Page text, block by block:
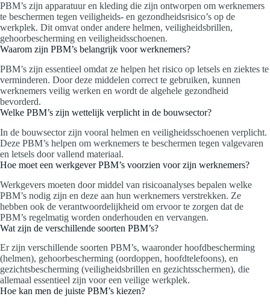
PBM’s zijn apparatuur en kleding die zijn ontworpen om werknemers
te beschermen tegen veiligheids- en gezondheidsrisico’s op de
werkplek. Dit omvat onder andere helmen, veiligheidsbrillen,
gehoorbescherming en veiligheidsschoenen.
Waarom zijn PBM’s belangrijk voor werknemers?
PBM’s zijn essentieel omdat ze helpen het risico op letsels en ziektes te
verminderen. Door deze middelen correct te gebruiken, kunnen
werknemers veilig werken en wordt de algehele gezondheid
bevorderd.
Welke PBM’s zijn wettelijk verplicht in de bouwsector?
In de bouwsector zijn vooral helmen en veiligheidsschoenen verplicht.
Deze PBM’s helpen om werknemers te beschermen tegen valgevaren
en letsels door vallend materiaal.
Hoe moet een werkgever PBM’s voorzien voor zijn werknemers?
Werkgevers moeten door middel van risicoanalyses bepalen welke
PBM’s nodig zijn en deze aan hun werknemers verstrekken. Ze
hebben ook de verantwoordelijkheid om ervoor te zorgen dat de
PBM’s regelmatig worden onderhouden en vervangen.
Wat zijn de verschillende soorten PBM’s?
Er zijn verschillende soorten PBM’s, waaronder hoofdbescherming
(helmen), gehoorbescherming (oordoppen, hoofdtelefoons), en
gezichtsbescherming (veiligheidsbrillen en gezichtsschermen), die
allemaal essentieel zijn voor een veilige werkplek.
Hoe kan men de juiste PBM’s kiezen?